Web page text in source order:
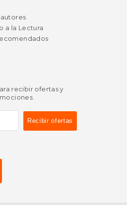
a la Lectura
recibir ofertas y